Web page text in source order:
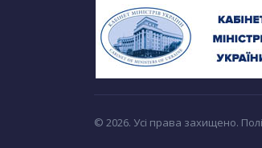
© 2026. Усі права захищено.